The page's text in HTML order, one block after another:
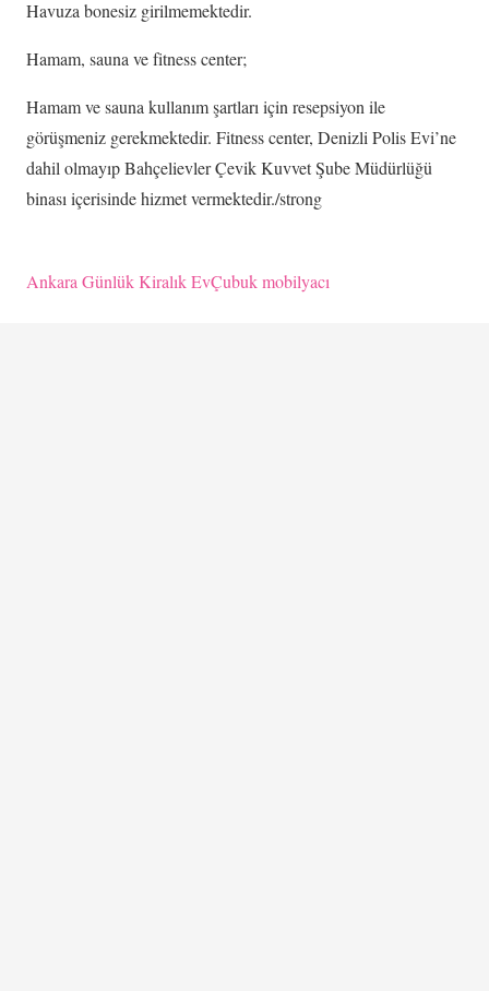
Havuza bonesiz girilmemektedir.
Hamam, sauna ve fitness center;
Hamam ve sauna kullanım şartları için resepsiyon ile
görüşmeniz gerekmektedir. Fitness center, Denizli Polis Evi’ne
dahil olmayıp Bahçelievler Çevik Kuvvet Şube Müdürlüğü
binası içerisinde hizmet vermektedir./strong
Ankara Günlük Kiralık EvÇubuk mobilyacı